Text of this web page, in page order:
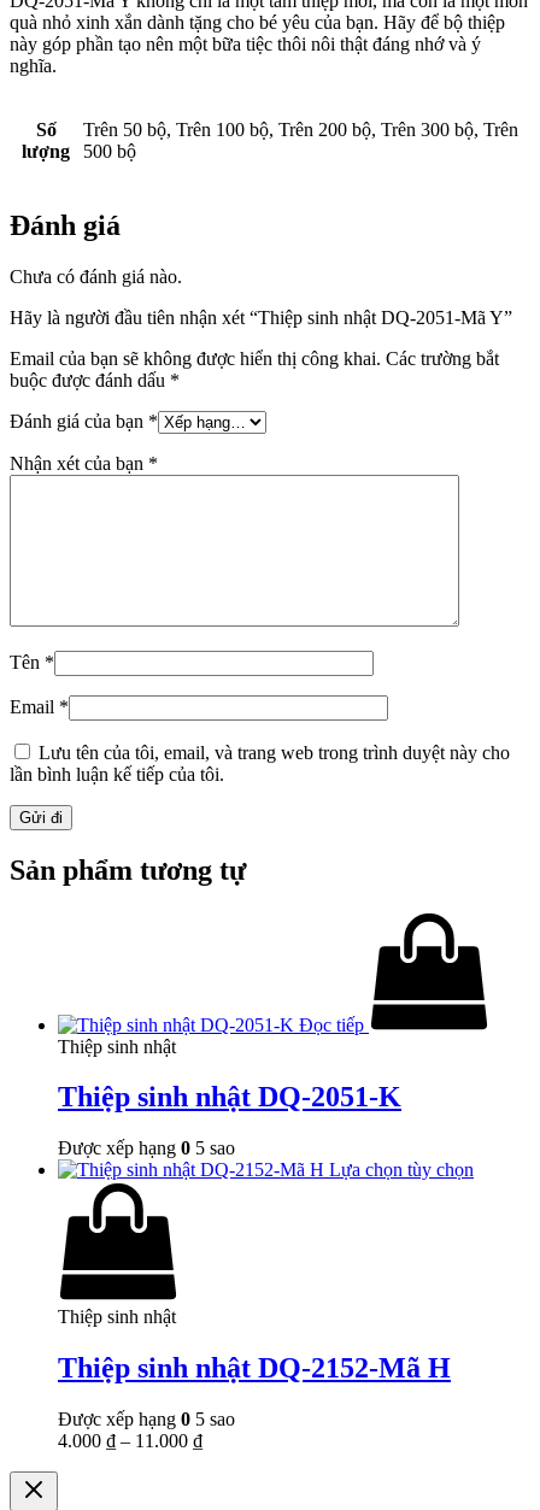
quà nhỏ xinh xắn dành tặng cho bé yêu của bạn. Hãy để bộ thiệp
này góp phần tạo nên một bữa tiệc thôi nôi thật đáng nhớ và ý
nghĩa.
Số
lượng
Trên 50 bộ, Trên 100 bộ, Trên 200 bộ, Trên 300 bộ, Trên
500 bộ
Đánh giá
Chưa có đánh giá nào.
Hãy là người đầu tiên nhận xét “Thiệp sinh nhật DQ-2051-Mã Y”
Email của bạn sẽ không được hiển thị công khai. Các trường bắt
buộc được đánh dấu *
Đánh giá của bạn *
Nhận xét của bạn *
Tên *
Email *
Lưu tên của tôi, email, và trang web trong trình duyệt này cho
lần bình luận kế tiếp của tôi.
Sản phẩm tương tự
Đọc tiếp
Thiệp sinh nhật
Thiệp sinh nhật DQ-2051-K
Được xếp hạng 0 5 sao
Lựa chọn tùy chọn
Thiệp sinh nhật
Thiệp sinh nhật DQ-2152-Mã H
Được xếp hạng 0 5 sao
4.000 ₫ – 11.000 ₫